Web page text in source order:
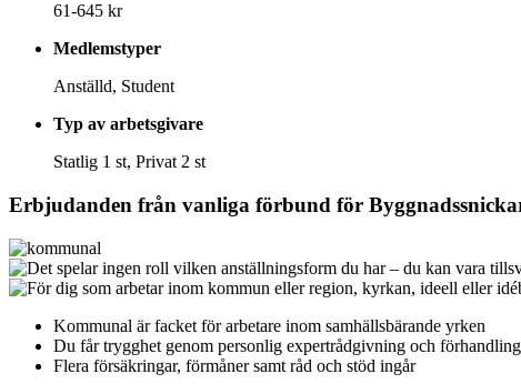
61-645 kr
Medlemstyper
Anställd, Student
Typ av arbetsgivare
Statlig 1 st, Privat 2 st
Erbjudanden från vanliga förbund för
Kommunal är facket för arbetare inom samhällsbärande yrken
Du får trygghet genom personlig expertrådgivning och
Flera försäkringar, förmåner samt råd och stöd ingår